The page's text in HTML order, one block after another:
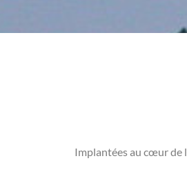
Implantées au cœur de